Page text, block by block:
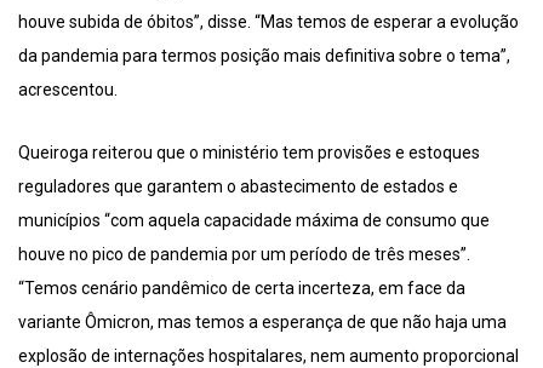
houve subida de óbitos”, disse. “Mas temos de esperar a evolução
da pandemia para termos posição mais definitiva sobre o tema”,
acrescentou.
Queiroga reiterou que o ministério tem provisões e estoques
reguladores que garantem o abastecimento de estados e
municípios “com aquela capacidade máxima de consumo que
houve no pico de pandemia por um período de três meses”.
“Temos cenário pandêmico de certa incerteza, em face da
variante Ômicron, mas temos a esperança de que não haja uma
explosão de internações hospitalares, nem aumento proporcional